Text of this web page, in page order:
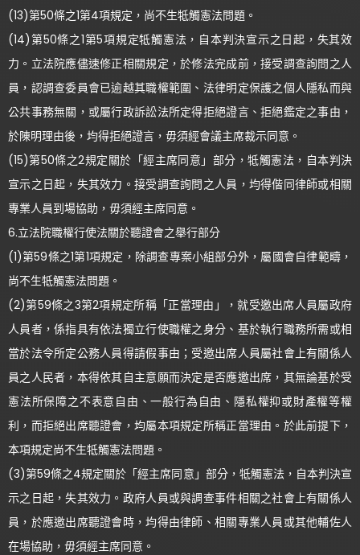
(13)第50條之1第4項規定，尚不生牴觸憲法問題。
(14)第50條之1第5項規定牴觸憲法，自本判決宣示之日起，失其效
力。立法院應儘速修正相關規定，於修法完成前，接受調查詢問之人
員，認調查委員會已逾越其職權範圍、法律明定保護之個人隱私而與
公共事務無關，或屬行政訴訟法所定得拒絕證言、拒絕鑑定之事由，
於陳明理由後，均得拒絕證言，毋須經會議主席裁示同意。
(15)第50條之2規定關於「經主席同意」部分，牴觸憲法，自本判決
宣示之日起，失其效力。接受調查詢問之人員，均得偕同律師或相關
專業人員到場協助，毋須經主席同意。
6.立法院職權行使法關於聽證會之舉行部分
(1)第59條之1第1項規定，除調查專案小組部分外，屬國會自律範疇，
尚不生牴觸憲法問題。
(2)第59條之3第2項規定所稱「正當理由」，就受邀出席人員屬政府
人員者，係指具有依法獨立行使職權之身分、基於執行職務所需或相
當於法令所定公務人員得請假事由；受邀出席人員屬社會上有關係人
員之人民者，本得依其自主意願而決定是否應邀出席，其無論基於受
憲法所保障之不表意自由、一般行為自由、隱私權抑或財產權等權
利，而拒絕出席聽證會，均屬本項規定所稱正當理由。於此前提下，
本項規定尚不生牴觸憲法問題。
(3)第59條之4規定關於「經主席同意」部分，牴觸憲法，自本判決宣
示之日起，失其效力。政府人員或與調查事件相關之社會上有關係人
員，於應邀出席聽證會時，均得由律師、相關專業人員或其他輔佐人
在場協助，毋須經主席同意。